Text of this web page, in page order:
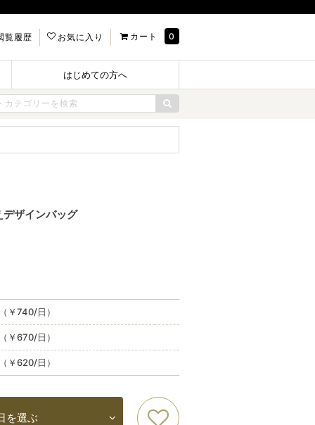
覧履歴 お気に入り カート 0
はじめての方へ
ザインバッグ
￥740/日）
￥670/日）
￥620/日）
を選ぶ